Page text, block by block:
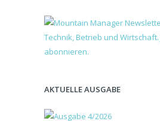
AKTUELLE AUSGABE